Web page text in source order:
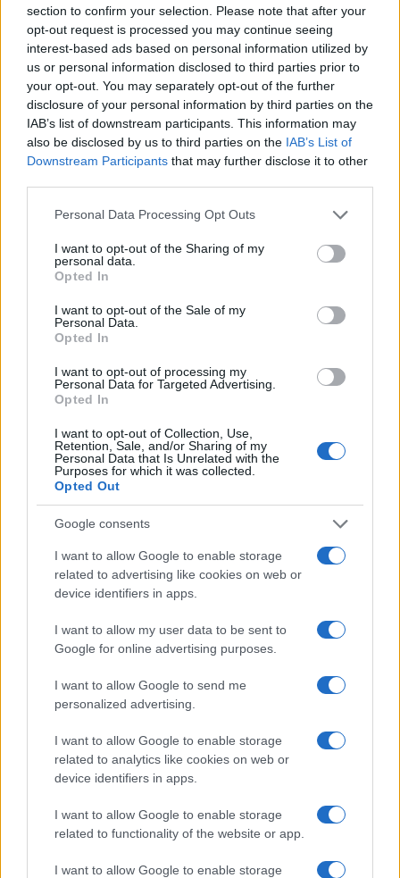
section to confirm your selection. Please note that after your
opt-out request is processed you may continue seeing
interest-based ads based on personal information utilized by
us or personal information disclosed to third parties prior to
your opt-out. You may separately opt-out of the further
disclosure of your personal information by third parties on the
IAB’s list of downstream participants. This information may
also be disclosed by us to third parties on the IAB’s List of
Downstream Participants that may further disclose it to other
Please note that this website/app uses one or more Google
not limited to your visit or usage behaviour. You may click to
grant or deny consent to Google and its third-party tags to
use your data for below specified purposes in below Google
consent section.
Personal Data Processing Opt Outs
I want to opt-out of the Sharing of my
personal data.
Opted In
I want to opt-out of the Sale of my
Personal Data.
Opted In
I want to opt-out of processing my
Personal Data for Targeted Advertising.
Opted In
I want to opt-out of Collection, Use,
Retention, Sale, and/or Sharing of my
Personal Data that Is Unrelated with the
Purposes for which it was collected.
Opted Out
Google consents
I want to allow Google to enable storage
related to advertising like cookies on web or
device identifiers in apps.
I want to allow my user data to be sent to
Google for online advertising purposes.
I want to allow Google to send me
personalized advertising.
I want to allow Google to enable storage
related to analytics like cookies on web or
device identifiers in apps.
I want to allow Google to enable storage
related to functionality of the website or app.
I want to allow Google to enable storage
Inviaci le tue segnalazioni,
i tuoi video e le tue foto
Su WhatsApp al numero +39
345 356 7512
Condividi l'articolo
F
ce
b
o
o
k
T
it
te
r
Pi
n
te
re
st
W
h
at
s
A
p
S
h
a
re
Articolo precedente
Prossimo articolo
NOTIZIE RECENTI
Meteo Olbia 9 agosto, temperature in calo
Salmo finisce in ospedale a Catania, ma il tour
va avanti: “Sicilia, ci sono”
Jovanotti, Gabry Ponte e Alfa: Olbia ombelico del
mondo per una notte
Giorgia Meloni a La Maddalena, la vicesindaco: